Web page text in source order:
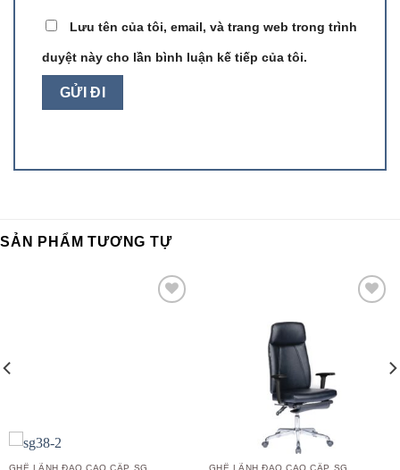
Lưu tên của tôi, email, và trang web trong trình
duyệt này cho lần bình luận kế tiếp của tôi.
SẢN PHẨM TƯƠNG TỰ
GHẾ LÃNH ĐẠO CAO CẤP SG GHẾ LÃNH ĐẠO CAO CẤP SG